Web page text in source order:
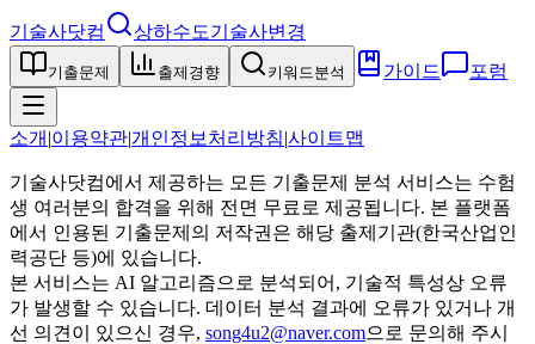
기술사닷컴 상하수도기술사변경
기출문제 출제경향 키워드분석 가이드 포럼
소개 |이용약관|개인정보처리방침|사이트맵
기술사닷컴에서 제공하는 모든 기출문제 분석 서비스는 수험
생 여러분의 합격을 위해 전면 무료로 제공됩니다. 본 플랫폼
에서 인용된 기출문제의 저작권은 해당 출제기관(한국산업인
력공단 등)에 있습니다.
본 서비스는 AI 알고리즘으로 분석되어, 기술적 특성상 오류
가 발생할 수 있습니다. 데이터 분석 결과에 오류가 있거나 개
선 의견이 있으신 경우, song4u2@naver.com으로 문의해 주시